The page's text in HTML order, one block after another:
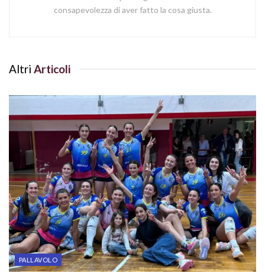
consapevolezza di aver fatto la cosa giusta.
Altri Articoli
PALLAVOLO